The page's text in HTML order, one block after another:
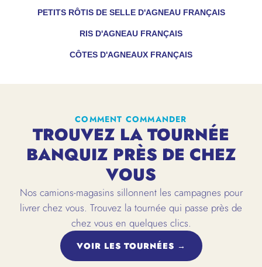
CÔTES D'AGNEAUX FRANÇAIS
PETITS RÔTIS DE SELLE D'AGNEAU FRANÇAIS
RIS D'AGNEAU FRANÇAIS
COMMENT COMMANDER
TROUVEZ LA TOURNÉE
BANQUIZ PRÈS DE CHEZ
VOUS
Nos camions-magasins sillonnent les campagnes pour
livrer chez vous. Trouvez la tournée qui passe près de
chez vous en quelques clics.
VOIR LES TOURNÉES →